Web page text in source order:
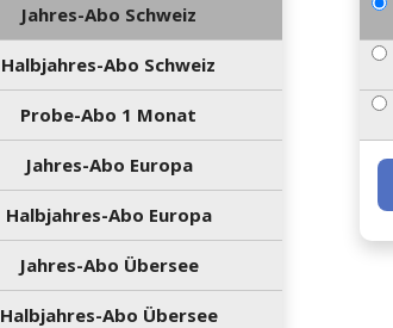
Jahres-Abo Schweiz
Halbjahres-Abo Schweiz
Probe-Abo 1 Monat
Jahres-Abo Europa
Halbjahres-Abo Europa
Jahres-Abo Übersee
Halbjahres-Abo Übersee